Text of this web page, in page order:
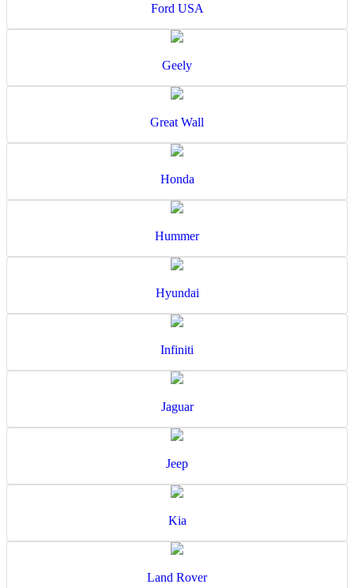
Ford USA
Geely
Great Wall
Honda
Hummer
Hyundai
Infiniti
Jaguar
Jeep
Kia
Land Rover